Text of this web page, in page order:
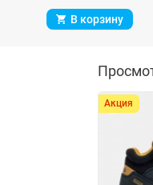
В корзину
Акция